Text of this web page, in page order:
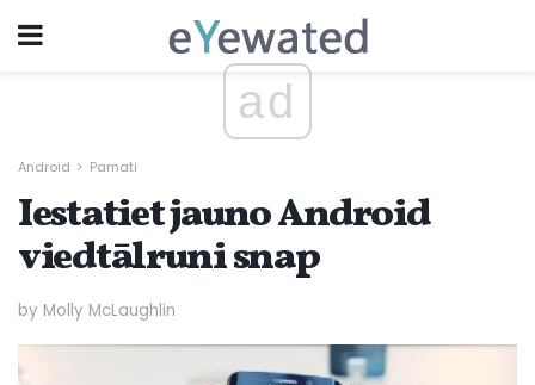
ad
Android Pamati
Iestatiet jauno Android
viedtālruni snap
by Molly McLaughlin